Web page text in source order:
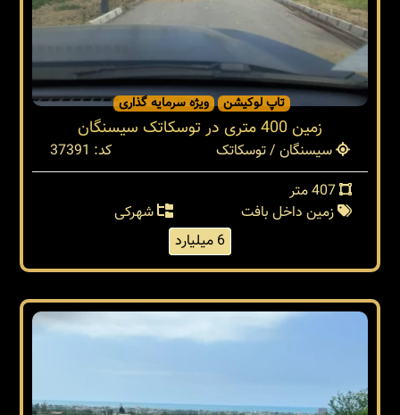
تاپ لوکیشن ویژه سرمایه گذاری
زمین 400 متری در توسکاتک سیسنگان
سیسنگان / توسکاتک
کد: 37391
زمین داخل بافت
شهرکی
6 میلیارد